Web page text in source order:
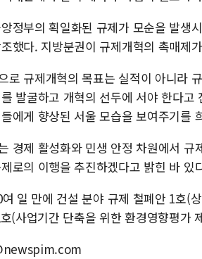
정부의 획일화된 규제가 모순을 발생
했다. 지방분권이 규제개혁의 촉매제
로 규제개혁의 목표는 실적이 아니라
발굴하고 개혁의 선두에 서야 한다
에게 향상된 서울 모습을 보여주기를
경제 활성화와 민생 안정 차원에서
로의 이행을 추진하겠다고 밝힌 바 있
일 만에 건설 분야 규제 철폐안 1호(
(사업기간 단축을 위한 환경영향평가